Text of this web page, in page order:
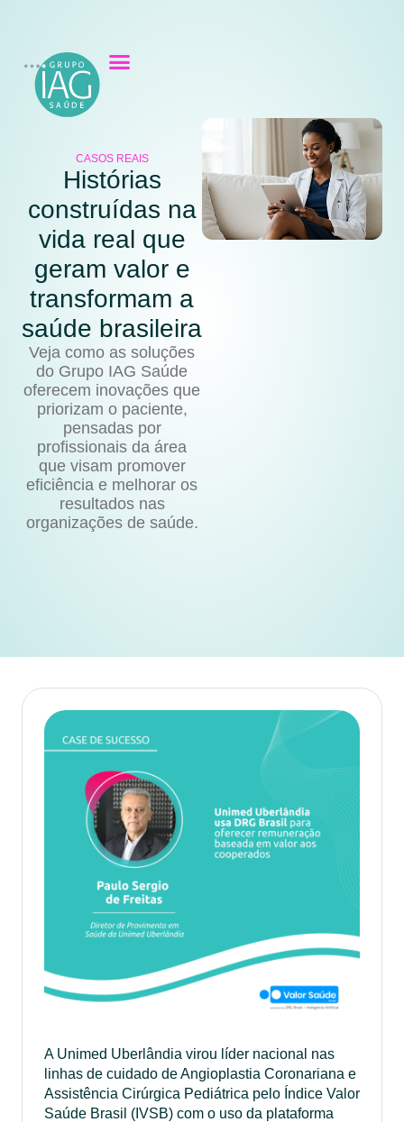
CASOS REAIS
Histórias
construídas na
vida real que
geram valor e
transformam a
saúde brasileira
Veja como as soluções
do Grupo IAG Saúde
oferecem inovações que
priorizam o paciente,
pensadas por
profissionais da área
que visam promover
eficiência e melhorar os
resultados nas
organizações de saúde.
A Unimed Uberlândia virou líder nacional nas
linhas de cuidado de Angioplastia Coronariana e
Assistência Cirúrgica Pediátrica pelo Índice Valor
Saúde Brasil (IVSB) com o uso da plataforma